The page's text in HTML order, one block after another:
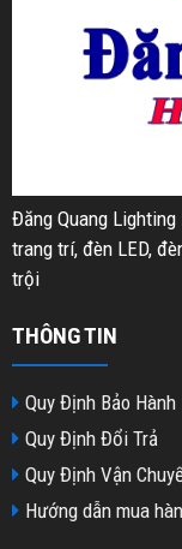
Đăng Quang
trang trí, đèn LED,
trội
THÔNG TIN
Quy Định Bảo Hành
Quy Định Đổi Trả
Quy Định Vận
Hướng dẫn mua